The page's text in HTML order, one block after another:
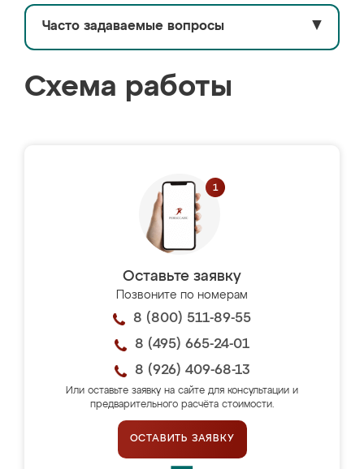
Часто задаваемые вопросы ▼
Схема работы
Оставьте заявку
Позвоните по номерам
8 (800) 511-89-55
8 (495) 665-24-01
8 (926) 409-68-13
Или оставьте заявку на сайте для консультации и
предварительного расчёта стоимости.
ОСТАВИТЬ ЗАЯВКУ